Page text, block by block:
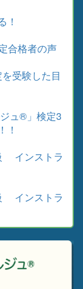
！
合格者の声
受験した目
ュ®」検定3
！
インストラ
インストラ